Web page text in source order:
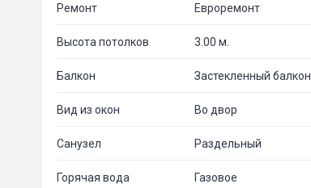
Ремонт Евроремонт
Высота потолков 3.00 м.
Балкон Застекленный балкон
Вид из окон Во двор
Санузел Раздельный
Горячая вода Газовое